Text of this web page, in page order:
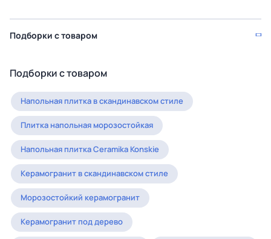
Подборки с товаром
Подборки с товаром
Напольная плитка в скандинавском стиле
Плитка напольная морозостойкая
Напольная плитка Ceramika Konskie
Керамогранит в скандинавском стиле
Морозостойкий керамогранит
Керамогранит под дерево